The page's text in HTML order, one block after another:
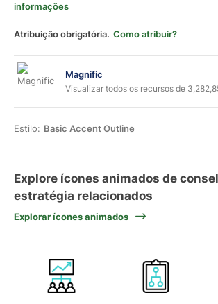
informações
Atribuição obrigatória. Como atribuir?
Magnific
Visualizar todos os recursos de
Estilo: Basic Accent Outline
Explore ícones animados de
estratégia relacionados
Explorar ícones animados